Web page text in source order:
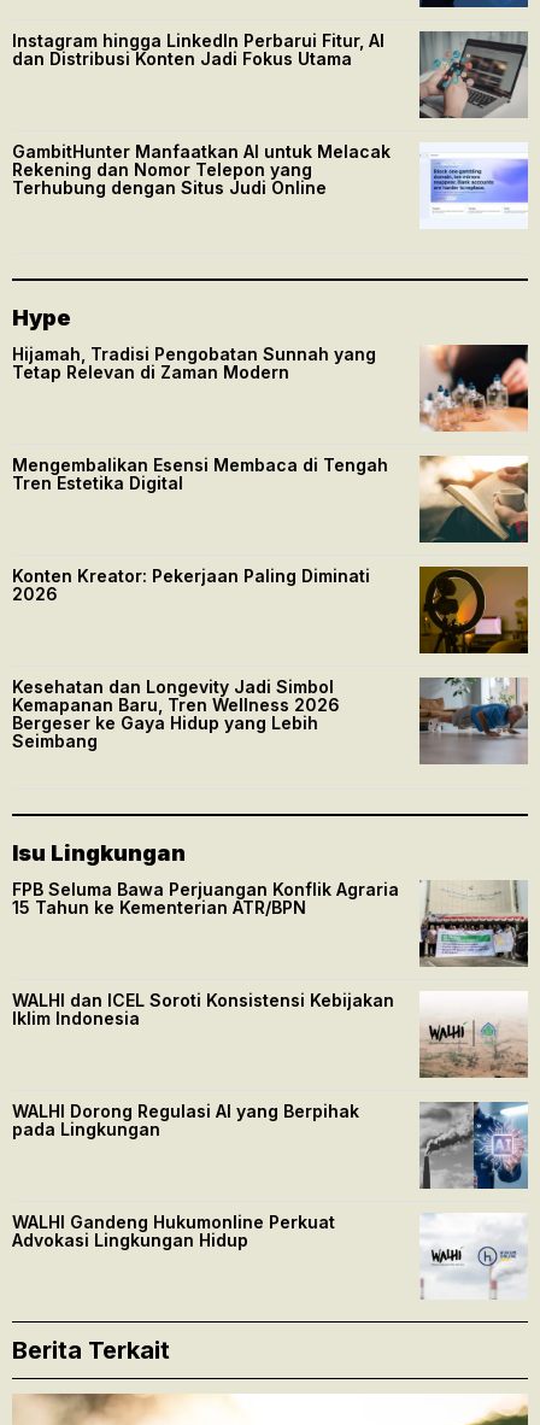
Instagram hingga LinkedIn Perbarui Fitur, AI
dan Distribusi Konten Jadi Fokus Utama
GambitHunter Manfaatkan AI untuk Melacak
Rekening dan Nomor Telepon yang
Terhubung dengan Situs Judi Online
Hype
Hijamah, Tradisi Pengobatan Sunnah yang
Tetap Relevan di Zaman Modern
Mengembalikan Esensi Membaca di Tengah
Tren Estetika Digital
Konten Kreator: Pekerjaan Paling Diminati
2026
Kesehatan dan Longevity Jadi Simbol
Kemapanan Baru, Tren Wellness 2026
Bergeser ke Gaya Hidup yang Lebih
Seimbang
Isu Lingkungan
FPB Seluma Bawa Perjuangan Konflik Agraria
15 Tahun ke Kementerian ATR/BPN
WALHI dan ICEL Soroti Konsistensi Kebijakan
Iklim Indonesia
WALHI Dorong Regulasi AI yang Berpihak
pada Lingkungan
WALHI Gandeng Hukumonline Perkuat
Advokasi Lingkungan Hidup
Berita Terkait